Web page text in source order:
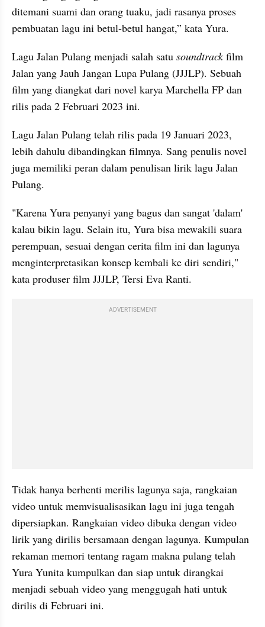
ditemani suami dan orang tuaku, jadi rasanya proses
pembuatan lagu ini betul-betul hangat,” kata Yura.
Lagu Jalan Pulang menjadi salah satu soundtrack film
Jalan yang Jauh Jangan Lupa Pulang (JJJLP). Sebuah
film yang diangkat dari novel karya Marchella FP dan
rilis pada 2 Februari 2023 ini.
Lagu Jalan Pulang telah rilis pada 19 Januari 2023,
lebih dahulu dibandingkan filmnya. Sang penulis novel
juga memiliki peran dalam penulisan lirik lagu Jalan
Pulang.
"Karena Yura penyanyi yang bagus dan sangat 'dalam'
kalau bikin lagu. Selain itu, Yura bisa mewakili suara
perempuan, sesuai dengan cerita film ini dan lagunya
menginterpretasikan konsep kembali ke diri sendiri,"
kata produser film JJJLP, Tersi Eva Ranti.
ADVERTISEMENT
Tidak hanya berhenti merilis lagunya saja, rangkaian
video untuk memvisualisasikan lagu ini juga tengah
dipersiapkan. Rangkaian video dibuka dengan video
lirik yang dirilis bersamaan dengan lagunya. Kumpulan
rekaman memori tentang ragam makna pulang telah
Yura Yunita kumpulkan dan siap untuk dirangkai
menjadi sebuah video yang menggugah hati untuk
dirilis di Februari ini.